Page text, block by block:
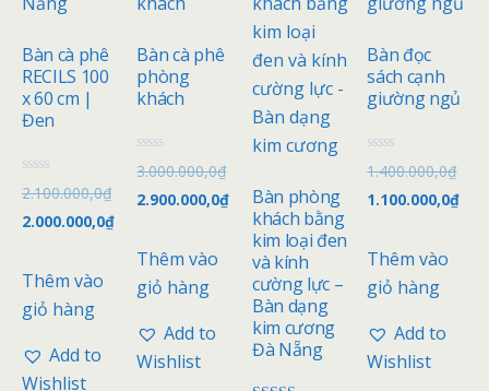
Bàn cà phê
RECILS 100
x 60 cm |
Đen
Đ
ư
ợ
c
p
h
n
5
a
2.100.000,0₫
2.000.000,0₫
Thêm vào
giỏ hàng
Add to
Wishlist
Bàn cà phê
phòng
khách
Đ
ư
ợ
c
p
h
n
5
a
3.000.000,0₫
2.900.000,0₫
Thêm vào
giỏ hàng
Add to
Wishlist
Bàn phòng
khách bằng
kim loại đen
và kính
cường lực –
Bàn dạng
kim cương
Đà Nẵng
Bàn đọc
sách cạnh
giường ngủ
Đ
ư
ợ
c
p
h
n
5
a
1.400.000,0₫
1.100.000,0₫
Thêm vào
giỏ hàng
Add to
Wishlist